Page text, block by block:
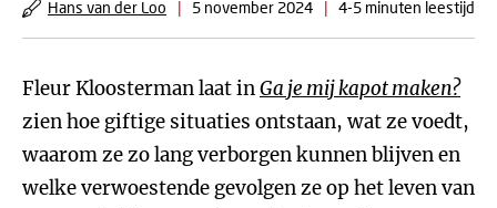
Hans van der Loo | 5 november 2024 | 4-5 minuten leestijd
Fleur Kloosterman laat inGa je mij kapot maken?
zien hoe giftige situaties ontstaan, wat ze voedt,
waarom ze zo lang verborgen kunnen blijven en
welke verwoestende gevolgen ze op het leven van